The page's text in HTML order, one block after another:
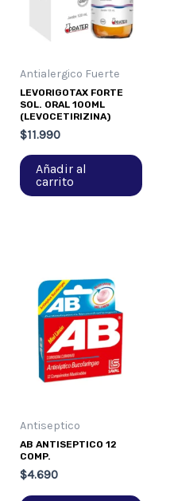
Antialergico Fuerte
LEVORIGOTAX FORTE
SOL. ORAL 100ML
(LEVOCETIRIZINA)
$11.990
Añadir al
carrito
Antiseptico
AB ANTISEPTICO 12
COMP.
$4.690